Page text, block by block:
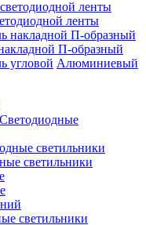
ленты
П-образный
Алюминиевый
Светодиодные
светильники